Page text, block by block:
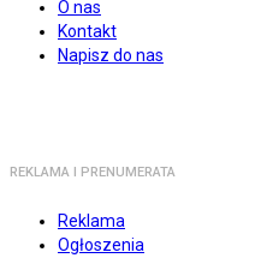
O nas
Kontakt
Napisz do nas
REKLAMA I PRENUMERATA
Reklama
Ogłoszenia